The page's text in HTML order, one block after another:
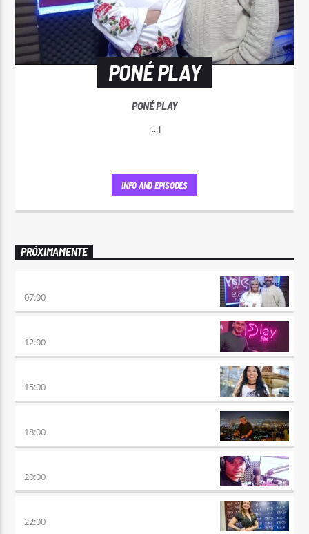
PONÉ PLAY
PONÉ PLAY
[...]
INFO AND EPISODES
PRÓXIMAMENTE
07:00
12:00
15:00
18:00
20:00
22:00